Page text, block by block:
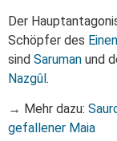
Der
Schöpfer des
sind Saruman und
Nazgûl.
→ Mehr dazu:
gefallener Maia